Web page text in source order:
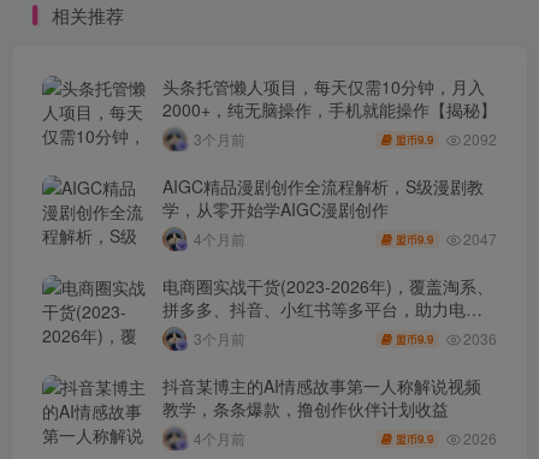
相关推荐
头条托管懒人项目，每天仅需10分钟，月入
2000+，纯无脑操作，手机就能操作【揭秘】
3个月前 盟币9.9 2092
AIGC精品漫剧创作全流程解析，S级漫剧教
学，从零开始学AIGC漫剧创作
4个月前 盟币9.9 2047
电商圈实战干货(2023-2026年)，覆盖淘系、
拼多多、抖音、小红书等多平台，助力电商
人避开坑、提效率、稳盈利(更新4月)
3个月前 盟币9.9 2036
抖音某博主的AI情感故事第一人称解说视频
教学，条条爆款，撸创作伙伴计划收益
4个月前 盟币9.9 2026